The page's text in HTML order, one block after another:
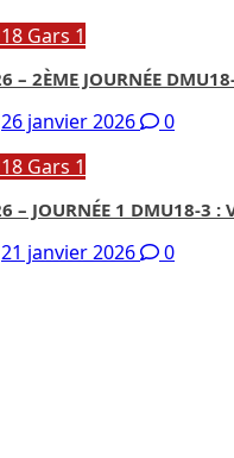
Gars 1
– 2ÈME JOURNÉE
26 janvier 2026
0
Gars 1
– JOURNÉE 1 DMU18-3 :
21 janvier 2026 0